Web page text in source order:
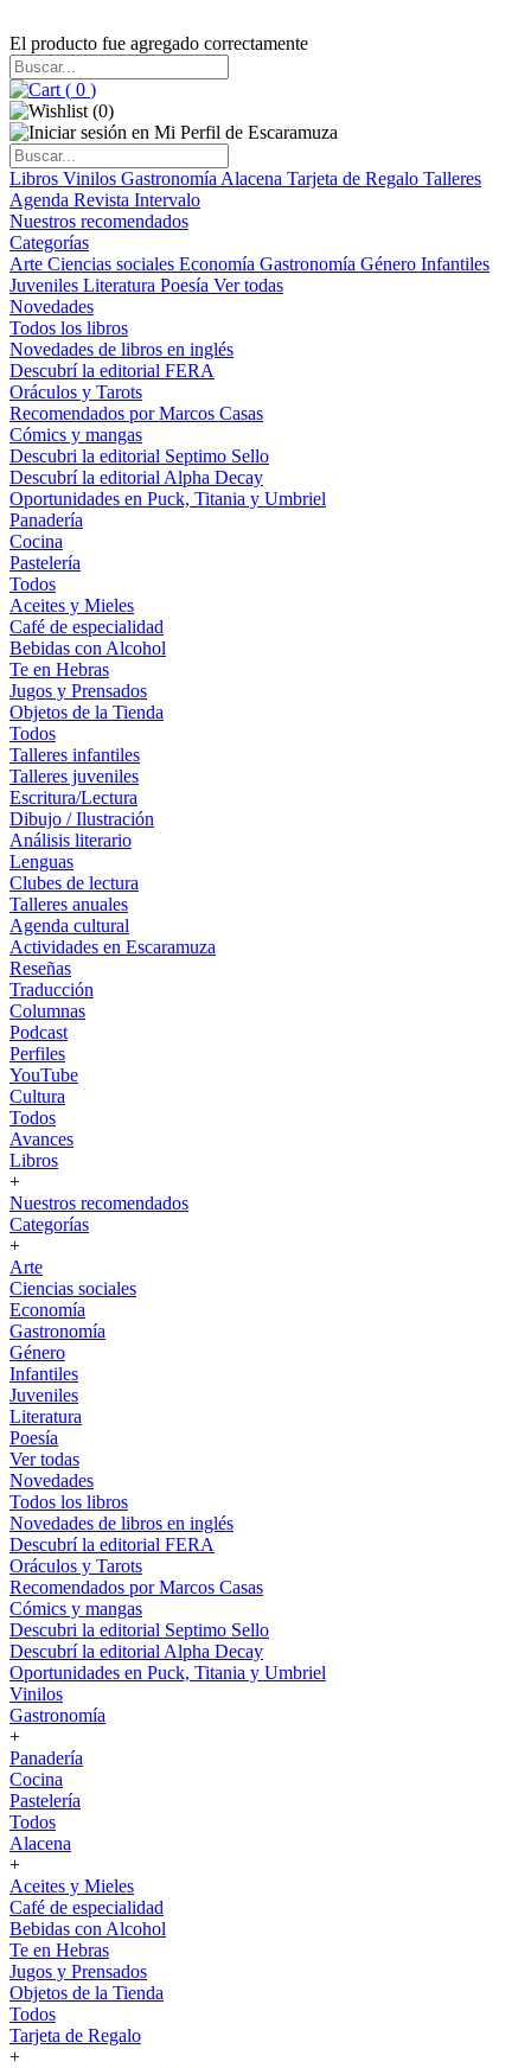
El producto fue agregado correctamente
( 0 )
(0)
Libros Vinilos Gastronomía Alacena Tarjeta de Regalo Talleres
Agenda Revista Intervalo
Nuestros recomendados
Categorías
Arte Ciencias sociales Economía Gastronomía Género Infantiles
Juveniles Literatura Poesía Ver todas
Novedades
Todos los libros
Novedades de libros en inglés
Descubrí la editorial FERA
Oráculos y Tarots
Recomendados por Marcos Casas
Cómics y mangas
Descubri la editorial Septimo Sello
Descubrí la editorial Alpha Decay
Oportunidades en Puck, Titania y Umbriel
Panadería
Cocina
Pastelería
Todos
Aceites y Mieles
Café de especialidad
Bebidas con Alcohol
Te en Hebras
Jugos y Prensados
Objetos de la Tienda
Todos
Talleres infantiles
Talleres juveniles
Escritura/Lectura
Dibujo / Ilustración
Análisis literario
Lenguas
Clubes de lectura
Talleres anuales
Agenda cultural
Actividades en Escaramuza
Reseñas
Traducción
Columnas
Podcast
Perfiles
YouTube
Cultura
Todos
Avances
Libros
+
Nuestros recomendados
Categorías
+
Arte
Ciencias sociales
Economía
Gastronomía
Género
Infantiles
Juveniles
Literatura
Poesía
Ver todas
Novedades
Todos los libros
Novedades de libros en inglés
Descubrí la editorial FERA
Oráculos y Tarots
Recomendados por Marcos Casas
Cómics y mangas
Descubri la editorial Septimo Sello
Descubrí la editorial Alpha Decay
Oportunidades en Puck, Titania y Umbriel
Vinilos
Gastronomía
+
Panadería
Cocina
Pastelería
Todos
Alacena
+
Aceites y Mieles
Café de especialidad
Bebidas con Alcohol
Te en Hebras
Jugos y Prensados
Objetos de la Tienda
Todos
Tarjeta de Regalo
+